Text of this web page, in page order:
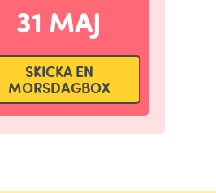
31 MAJ
SKICKA EN
MORSDAGBOX